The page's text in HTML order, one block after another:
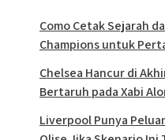
Como Cetak Sejarah
Champions untuk
Chelsea Hancur di
Bertaruh pada Xabi
Liverpool Punya